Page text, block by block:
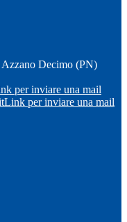
Decimo (PN)
per inviare una mail
Link per inviare una mail